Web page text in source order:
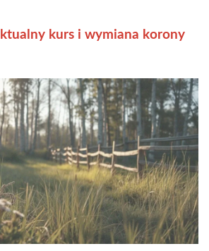
kurs i wymiana korony